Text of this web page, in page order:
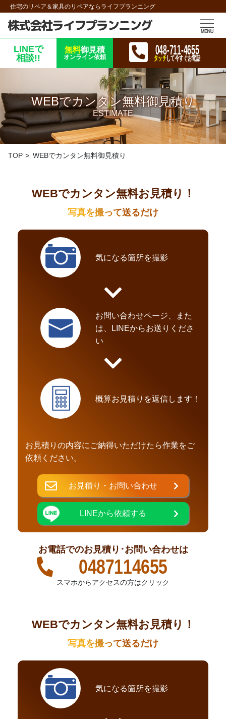
住宅のリペア＆家具のリペアならライフプランニング
株式会社ライフプランニング
048-711-4655
タッチして今すぐお電話
LINEで
相談!!
無料御見積
オンライン依頼
WEBでカンタン無料御見積り
ESTIMATE
TOP WEBでカンタン無料御見積り
WEBでカンタン無料お見積り！
写真を撮って送るだけ
気になる箇所を撮影
お問い合わせページ、また
は、LINEからお送りくださ
い
概算お見積りを返信します！
お見積りの内容にご納得いただけたら作業をご
依頼ください。
お見積り・お問い合わせ
LINEから依頼する
お電話でのお見積り･お問い合わせは
0487114655
スマホからアクセスの方はクリック
WEBでカンタン無料お見積り！
写真を撮って送るだけ
気になる箇所を撮影